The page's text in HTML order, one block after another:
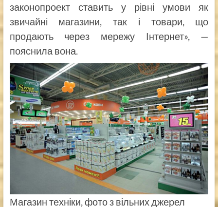
законопроект ставить у рівні умови як
звичайні магазини, так і товари, що
продають через мережу Інтернет», —
пояснила вона.
Магазин техніки, фото з вільних джерел